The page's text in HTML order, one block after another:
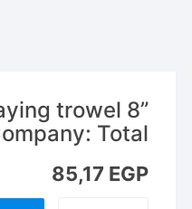
trowel 8”
Total
85,17 EGP